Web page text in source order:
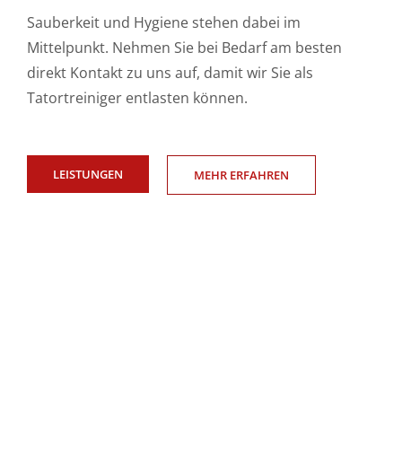
Sauberkeit und Hygiene stehen dabei im
Mittelpunkt. Nehmen Sie bei Bedarf am besten
direkt Kontakt zu uns auf, damit wir Sie als
Tatortreiniger entlasten können.
LEISTUNGEN MEHR ERFAHREN